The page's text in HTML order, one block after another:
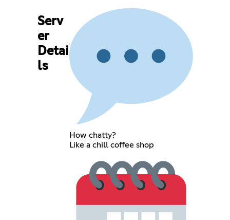
Serv
er
Detai
ls
How chatty?
Like a chill coffee shop